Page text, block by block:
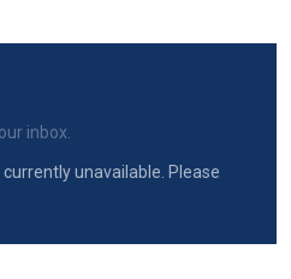
inbox.
unavailable. Please